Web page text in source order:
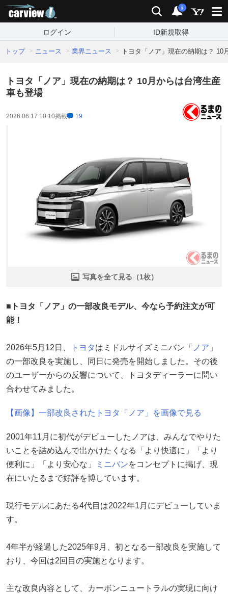
検索 通知
i
ログイン ID新規取得
トップ ニュース 業界ニュース トヨタ「ノア」現在の納期は？ 10
トヨタ「ノア」現在の納期は？ 10月からは台湾生産
車も登場
2026.06.17 10:10掲載 19
写真を全て見る（1枚）
■トヨタ「ノア」の一部改良モデル、今なら予約注文が可
能！
2026年5月12日、 トヨタ はミドルサイズミニバン「 ノア 」
の一部改良を実施し、同日に発売を開始しました。その後
のユーザーからの反響について、トヨタディーラーに問い
合わせてみました。
【画像】一部改良されたトヨタ「ノア」を画像で見る
2001年11月に初代がデビューしたノアは、みんなでやりた
いことを詰め込んで出かけたくなる「より快適に」「より
便利に」「より安心な」
ミニバンをコンセプトに掲げ、現
在にいたるまで好評を博しています。
現行モデルにあたる4代目は2022年1月にデビューしていま
す。
4年半が経過した2025年9月、初となる一部改良を実施して
おり、今回は2回目の実施となります。
主な改良内容として、カーボンニュートラルの実現に向け